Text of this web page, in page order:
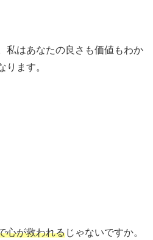
私はあなたの良さも価値もわか
ります。
心が救われるじゃないですか。